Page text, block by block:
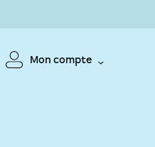
Mon compte